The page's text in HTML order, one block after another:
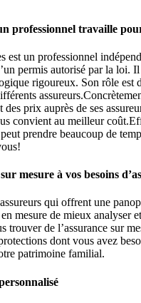
professionnel travaille
est un professionnel
permis autorisé par la loi.
rigoureux. Son rôle est
des prix auprès de ses
convient au meilleur
prendre beaucoup de
mesure à vos besoins
qui offrent une
mesure de mieux analyser
trouver de l’assurance sur
dont vous avez
patrimoine familial.